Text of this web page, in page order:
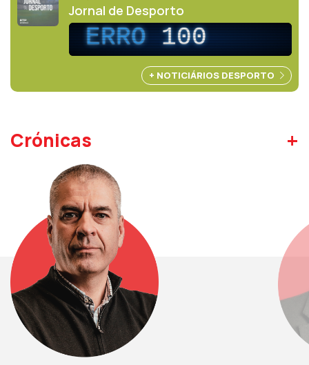
Jornal de Desporto
ERRO100
+ NOTICIÁRIOS DESPORTO
Crónicas +